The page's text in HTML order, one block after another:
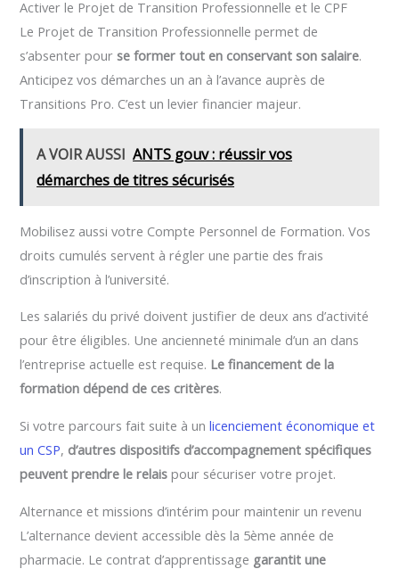
Activer le Projet de Transition Professionnelle et le CPF
Le Projet de Transition Professionnelle permet de
s’absenter pourse former tout en conservant son salaire.
Anticipez vos démarches un an à l’avance auprès de
Transitions Pro. C’est un levier financier majeur.
A VOIR AUSSI ANTS gouv : réussir vos
démarches de titres sécurisés
Mobilisez aussi votre Compte Personnel de Formation. Vos
droits cumulés servent à régler une partie des frais
d’inscription à l’université.
Les salariés du privé doivent justifier de deux ans d’activité
pour être éligibles. Une ancienneté minimale d’un an dans
l’entreprise actuelle est requise. Le financement de la
formation dépend de ces critères.
Si votre parcours fait suite à unlicenciement économique et
un CSP, d’autres dispositifs d’accompagnement spécifiques
peuvent prendre le relais pour sécuriser votre projet.
Alternance et missions d’intérim pour maintenir un revenu
L’alternance devient accessible dès la 5ème année de
pharmacie. Le contrat d’apprentissage garantit une